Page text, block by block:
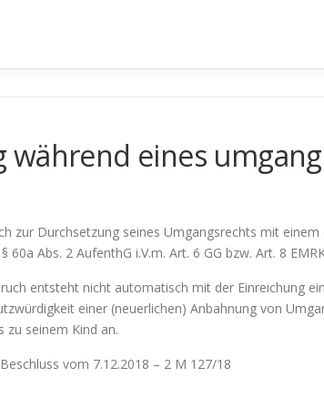
während eines
zur Durchsetzung seines Umgangsrechts mit
60a Abs. 2 AufenthG i.V.m. Art. 6 GG bzw. Art. 8
entsteht nicht automatisch mit der Einreichung
einer (neuerlichen) Anbahnung von
zu seinem Kind an.
vom 7.12.2018 – 2 M 127/18